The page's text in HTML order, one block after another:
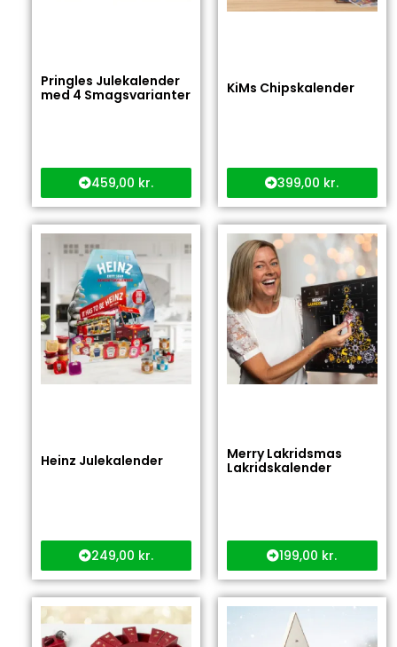
Pringles Julekalender
med 4 Smagsvarianter
459,00 kr.
KiMs Chipskalender
399,00 kr.
Heinz Julekalender
249,00 kr.
Merry Lakridsmas
Lakridskalender
199,00 kr.